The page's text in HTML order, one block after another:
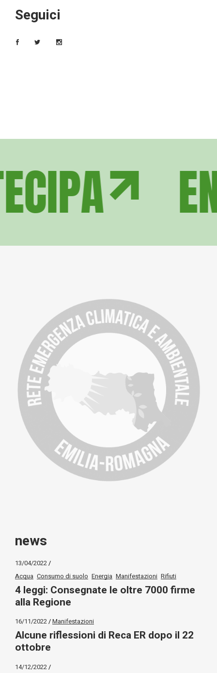
Seguici
news
13/04/2022
Acqua Consumo di suolo Energia Manifestazioni Rifiuti
4 leggi: Consegnate le oltre 7000 firme
alla Regione
16/11/2022 Manifestazioni
Alcune riflessioni di Reca ER dopo il 22
ottobre
14/12/2022